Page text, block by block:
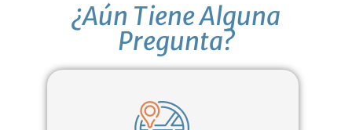
¿Aún Tiene Alguna
Pregunta?